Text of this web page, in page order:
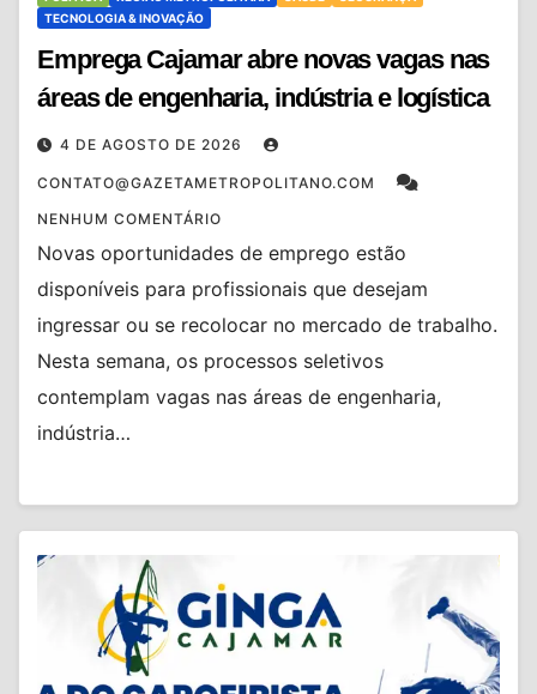
TECNOLOGIA & INOVAÇÃO
Emprega Cajamar abre novas vagas nas
áreas de engenharia, indústria e logística
4 DE AGOSTO DE 2026
CONTATO@GAZETAMETROPOLITANO.COM
NENHUM COMENTÁRIO
Novas oportunidades de emprego estão
disponíveis para profissionais que desejam
ingressar ou se recolocar no mercado de trabalho.
Nesta semana, os processos seletivos
contemplam vagas nas áreas de engenharia,
indústria…